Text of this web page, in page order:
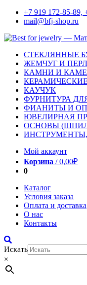
+7 919 172-85-89,
mail@bfj-shop.ru
СТЕКЛЯННЫЕ
ЖЕМЧУГ И
КАМНИ И
КАУЧУК
ФУРНИТУРА
ФИАНИТЫ И
ЮВЕЛИРНАЯ
ОСНОВЫ
Мой аккаунт
Корзина /0,00₽
0
Каталог
Условия заказа
Оплата и доставка
О нас
Контакты
Искать
×